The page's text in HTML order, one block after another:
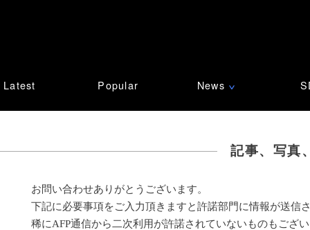
Latest Popular News ∨
記事、写真
お問い合わせありがとうございます。
下記に必要事項をご入力頂きますと許諾部門に情報が送信
稀にAFP通信から二次利用が許諾されていないものもござ